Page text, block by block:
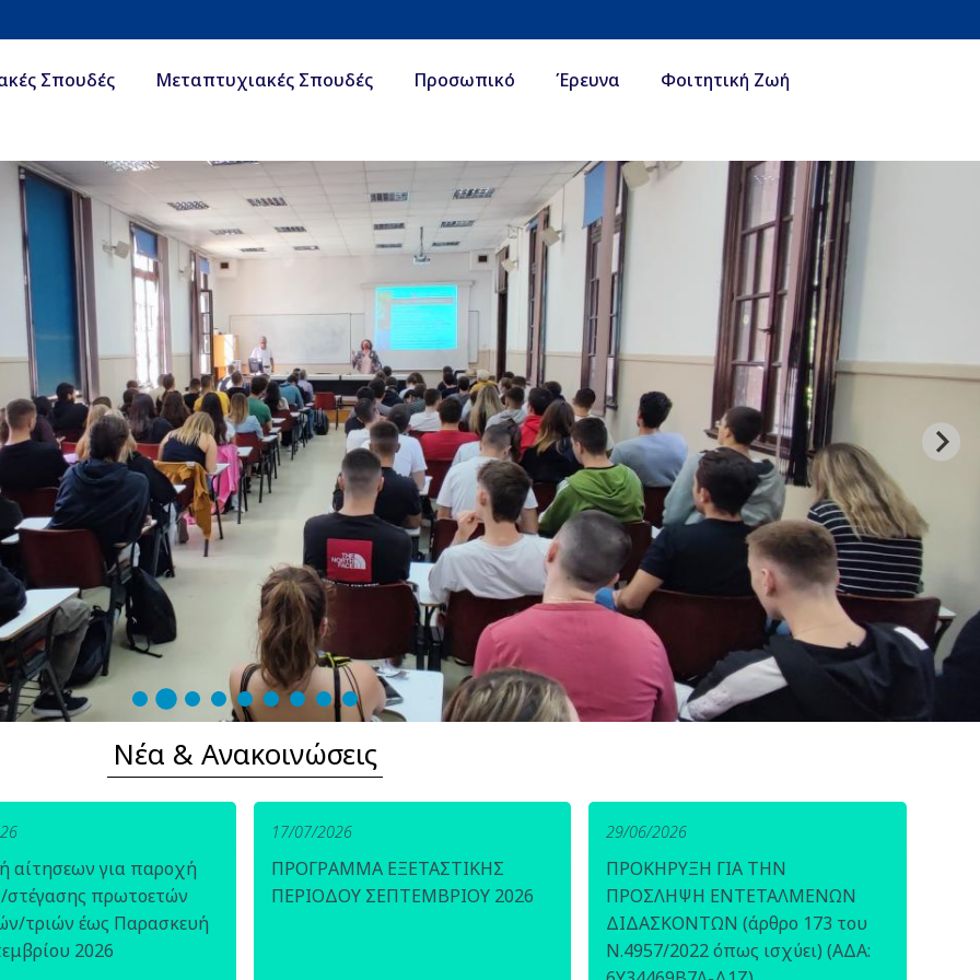
Σπουδές Μεταπτυχιακές Σπουδές Προσωπικό Έρευνα
Φοιτητική Ζωή
Νέα & Ανακοινώσεις
αίτησεων για παροχή
στέγασης πρωτοετών
τριών έως Παρασκευή
2026
17/07/2026
ΠΡΟΓΡΑΜΜΑ ΕΞΕΤΑΣΤΙΚΗΣ
ΠΕΡΙΟΔΟΥ ΣΕΠΤΕΜΒΡΙΟΥ 2026
29/06/2026
ΠΡΟΚΗΡΥΞΗ ΓΙΑ ΤΗΝ
ΠΡΟΣΛΗΨΗ ΕΝΤΕΤΑΛΜΕΝΩΝ
ΔΙΔΑΣΚΟΝΤΩΝ (άρθρο 173 του
Ν.4957/2022 όπως ισχύει) (ΑΔΑ: